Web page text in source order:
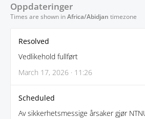
Oppdateringer
Times are shown inAfrica/Abidjan timezone
Resolved
Vedlikehold fullført
March 17, 2026 · 11:26
Scheduled
Av sikkerhetsmessige årsaker gjør